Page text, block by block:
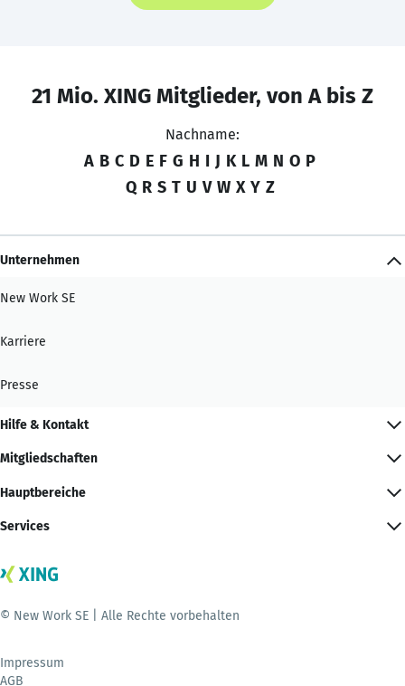
21 Mio. XING Mitglieder, von A bis Z
Nachname:
A B C D E F G H I J K L M N O P
Q R S T U V W X Y Z
Unternehmen
New Work SE
Karriere
Presse
Hilfe & Kontakt
Mitgliedschaften
Hauptbereiche
Services
© New Work SE | Alle Rechte vorbehalten
Impressum
AGB